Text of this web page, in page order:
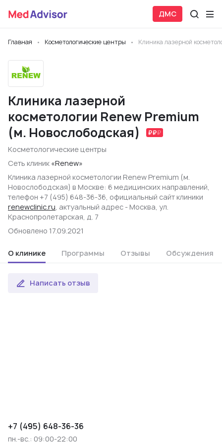
ДМС
Главная Косметологические центры Клиника лазерной
Клиника лазерной
косметологии Renew Premium
(м. Новослободская)
Косметологические центры
Сеть клиник «Renew»
Клиника лазерной косметологии Renew Premium (м.
Новослободская) в Москве: 6 медицинских направлений,
телефон +7 (495) 648-36-36, официальный сайт клиники
renewclinic.ru, актуальный адрес - Москва, ул.
Краснопролетарская, д. 7
Обновлено 17.09.2021
О клинике Программы Отзывы Обсуждения
Написать отзыв
+7 (495) 648-36-36
пн.-вс.: 09:00-22:00